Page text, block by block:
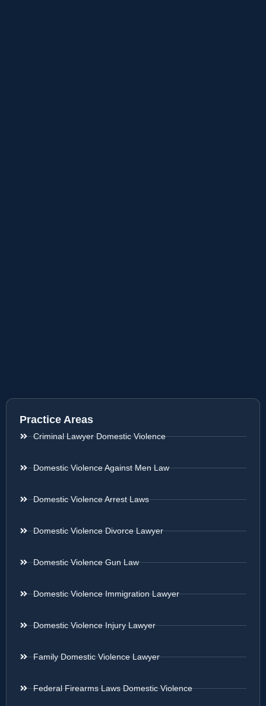
Practice Areas
Criminal Lawyer Domestic Violence
Domestic Violence Against Men Law
Domestic Violence Arrest Laws
Domestic Violence Divorce Lawyer
Domestic Violence Gun Law
Domestic Violence Immigration Lawyer
Domestic Violence Injury Lawyer
Family Domestic Violence Lawyer
Federal Firearms Laws Domestic Violence